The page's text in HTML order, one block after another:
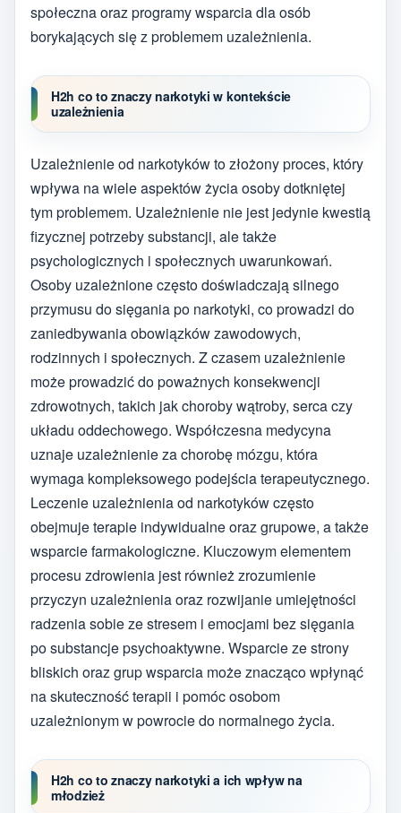
społeczna oraz programy wsparcia dla osób
borykających się z problemem uzależnienia.
H2h co to znaczy narkotyki w kontekście
uzależnienia
Uzależnienie od narkotyków to złożony proces, który
wpływa na wiele aspektów życia osoby dotkniętej
tym problemem. Uzależnienie nie jest jedynie kwestią
fizycznej potrzeby substancji, ale także
psychologicznych i społecznych uwarunkowań.
Osoby uzależnione często doświadczają silnego
przymusu do sięgania po narkotyki, co prowadzi do
zaniedbywania obowiązków zawodowych,
rodzinnych i społecznych. Z czasem uzależnienie
może prowadzić do poważnych konsekwencji
zdrowotnych, takich jak choroby wątroby, serca czy
układu oddechowego. Współczesna medycyna
uznaje uzależnienie za chorobę mózgu, która
wymaga kompleksowego podejścia terapeutycznego.
Leczenie uzależnienia od narkotyków często
obejmuje terapie indywidualne oraz grupowe, a także
wsparcie farmakologiczne. Kluczowym elementem
procesu zdrowienia jest również zrozumienie
przyczyn uzależnienia oraz rozwijanie umiejętności
radzenia sobie ze stresem i emocjami bez sięgania
po substancje psychoaktywne. Wsparcie ze strony
bliskich oraz grup wsparcia może znacząco wpłynąć
na skuteczność terapii i pomóc osobom
uzależnionym w powrocie do normalnego życia.
H2h co to znaczy narkotyki a ich wpływ na
młodzież